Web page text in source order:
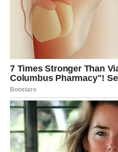
Uživate u ljubavi i sreći
Pred vama su veoma nježni i
LAV
Lavovima dolazi veliki
ogromne zarade.
Sve ono što ste dugo gradili
ozbiljne rezultate.